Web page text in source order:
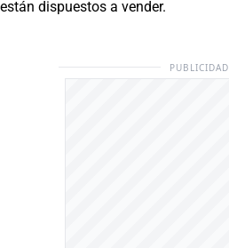
están dispuestos a vender.
PUBLICIDAD